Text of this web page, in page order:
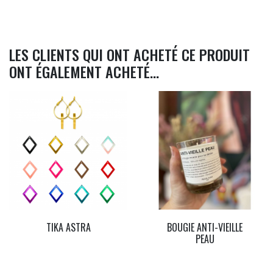
LES CLIENTS QUI ONT ACHETÉ CE PRODUIT
ONT ÉGALEMENT ACHETÉ...
TIKA ASTRA BOUGIE ANTI-VIEILLE
PEAU